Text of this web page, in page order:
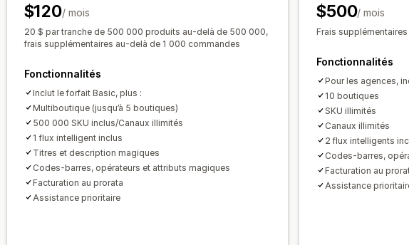
Validation d’erreur
Flux par cibles spécifiques Assistance relative aux
Gestion des codes GTIN
Suivi des performances
$120/ mois
20 $ par tranche de 500 000 produits au-delà de 500 000,
frais supplémentaires au-delà de 1 000 commandes
Fonctionnalités
Inclut le forfait Basic, plus :
Multiboutique (jusqu’à 5 boutiques)
500 000 SKU inclus/Canaux illimités
1 flux intelligent inclus
Titres et description magiques
Codes-barres, opérateurs et attributs magiques
Facturation au prorata
Assistance prioritaire
$500/ mois
Frais
Fonctionnalités
Pour les agences,
10 boutiques
SKU illimités
Canaux illimités
2 flux intelligents
Codes-barres,
Facturation au
Assistance